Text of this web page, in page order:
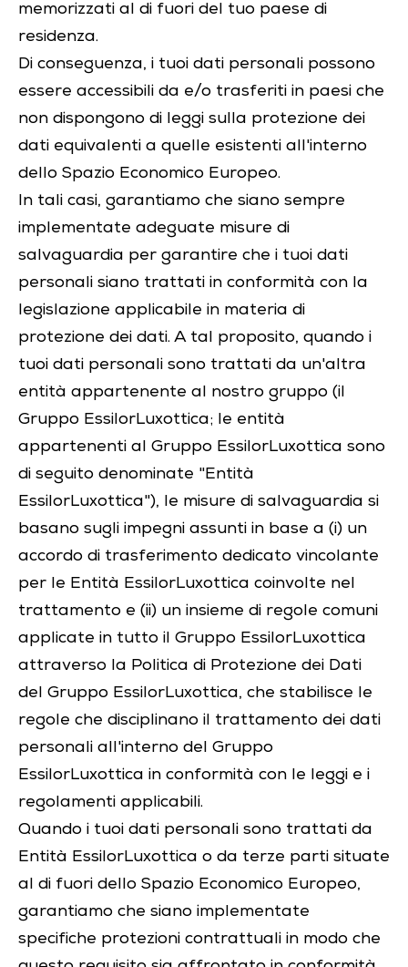
memorizzati al di fuori del tuo paese di
residenza.
Di conseguenza, i tuoi dati personali possono
essere accessibili da e/o trasferiti in paesi che
non dispongono di leggi sulla protezione dei
dati equivalenti a quelle esistenti all'interno
dello Spazio Economico Europeo.
In tali casi, garantiamo che siano sempre
implementate adeguate misure di
salvaguardia per garantire che i tuoi dati
personali siano trattati in conformità con la
legislazione applicabile in materia di
protezione dei dati. A tal proposito, quando i
tuoi dati personali sono trattati da un'altra
entità appartenente al nostro gruppo (il
Gruppo EssilorLuxottica; le entità
appartenenti al Gruppo EssilorLuxottica sono
di seguito denominate "Entità
EssilorLuxottica"), le misure di salvaguardia si
basano sugli impegni assunti in base a (i) un
accordo di trasferimento dedicato vincolante
per le Entità EssilorLuxottica coinvolte nel
trattamento e (ii) un insieme di regole comuni
applicate in tutto il Gruppo EssilorLuxottica
attraverso la Politica di Protezione dei Dati
del Gruppo EssilorLuxottica, che stabilisce le
regole che disciplinano il trattamento dei dati
personali all'interno del Gruppo
EssilorLuxottica in conformità con le leggi e i
regolamenti applicabili.
Quando i tuoi dati personali sono trattati da
Entità EssilorLuxottica o da terze parti situate
al di fuori dello Spazio Economico Europeo,
garantiamo che siano implementate
specifiche protezioni contrattuali in modo che